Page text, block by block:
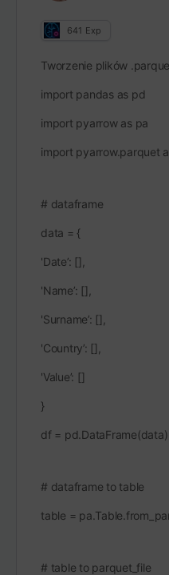
641 Exp
Tworzenie plików
import pandas as pd
import pyarrow as pa
import pyarrow.parquet
# dataframe
data = {
'Date’: [],
'Name’: [],
'Surname’: [],
'Country’: [],
'Value’: []
}
df = pd.DataFrame(data)
# dataframe to table
table =
# table to parquet_file